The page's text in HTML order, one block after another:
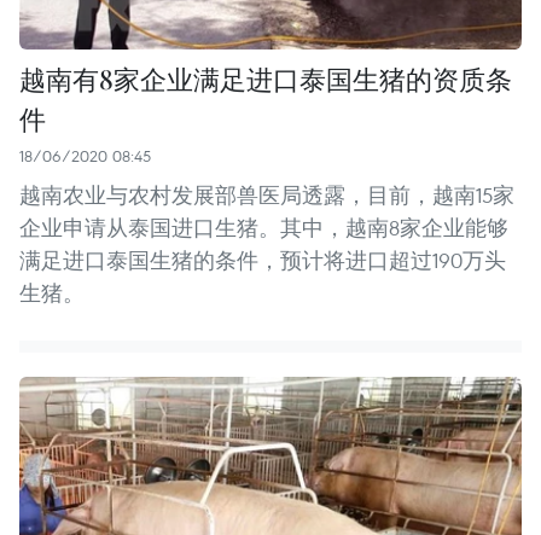
越南有8家企业满足进口泰国生猪的资质条
件
18/06/2020 08:45
越南农业与农村发展部兽医局透露，目前，越南15家
企业申请从泰国进口生猪。其中，越南8家企业能够
满足进口泰国生猪的条件，预计将进口超过190万头
生猪。